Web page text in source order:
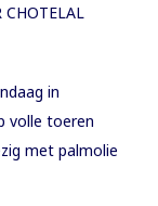
CHOTELAL
in
volle toeren
met palmolie